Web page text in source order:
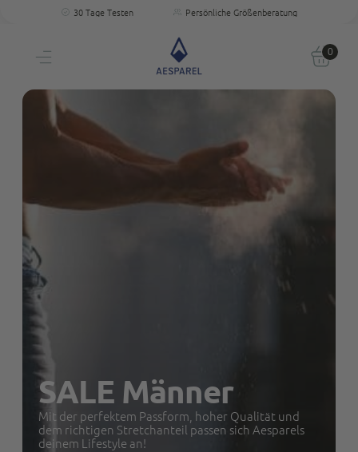
30 Tage Testen Persönliche Größenberatung
0
SALE Männer
Mit der perfektem Passform, hoher Qualität und
dem richtigen Stretchanteil passen sich Aesparels
deinem Lifestyle an!